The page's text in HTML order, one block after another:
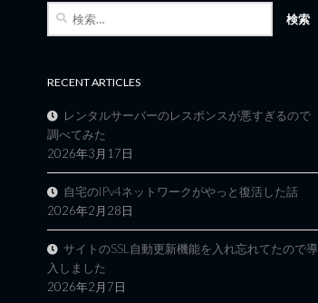
RECENT ARTICLES
レンタルサーバーのレスポンスが悪すぎるので
調べてみた
2026年3月17日
自宅のIPv4ネットワークがやっと復活した話
2026年2月28日
サイトのSSL自動更新機能を入れ忘れてたので導
入しました
2026年2月7日